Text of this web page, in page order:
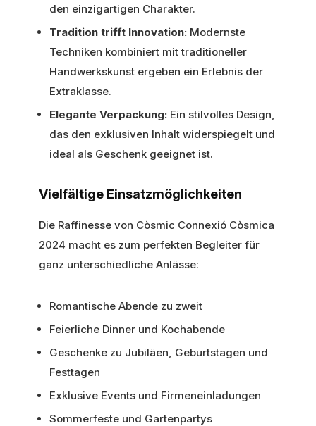
den einzigartigen Charakter.
Tradition trifft Innovation: Modernste
Techniken kombiniert mit traditioneller
Handwerkskunst ergeben ein Erlebnis der
Extraklasse.
Elegante Verpackung: Ein stilvolles Design,
das den exklusiven Inhalt widerspiegelt und
ideal als Geschenk geeignet ist.
Vielfältige Einsatzmöglichkeiten
Die Raffinesse von Còsmic Connexió Còsmica
2024 macht es zum perfekten Begleiter für
ganz unterschiedliche Anlässe:
Romantische Abende zu zweit
Feierliche Dinner und Kochabende
Geschenke zu Jubiläen, Geburtstagen und
Festtagen
Exklusive Events und Firmeneinladungen
Sommerfeste und Gartenpartys